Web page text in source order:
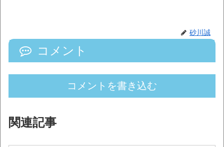
砂川誠
コメント
コメントを書き込む
関連記事